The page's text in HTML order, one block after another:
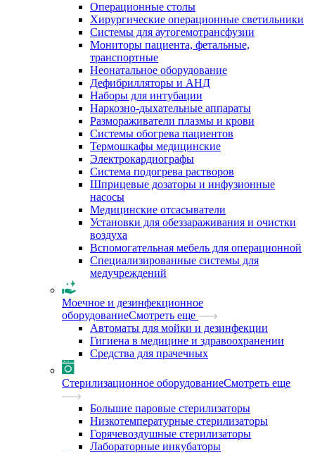
Операционные столы
Хирургические операционные светильники
Системы для аутогемотрансфузии
Мониторы пациента, фетальные,
транспортные
Неонатальное оборудование
Дефибрилляторы и АНД
Наборы для интубации
Наркозно-дыхательные аппараты
Размораживатели плазмы и крови
Системы обогрева пациентов
Термошкафы медицинские
Электрокардиографы
Cистема подогрева растворов
Шприцевые дозаторы и инфузионные
насосы
Медицинские отсасыватели
Установки для обеззараживания и очистки
воздуха
Вспомогательная мебель для операционной
Специализированные системы для
медучреждений
Моечное и дезинфекционное
оборудованиеСмотреть еще
Автоматы для мойки и дезинфекции
Гигиена в медицине и здравоохранении
Средства для прачечных
Стерилизационное оборудованиеСмотреть еще
Большие паровые стерилизаторы
Низкотемпературные стерилизаторы
Горячевоздушные стерилизаторы
Лабораторные инкубаторы